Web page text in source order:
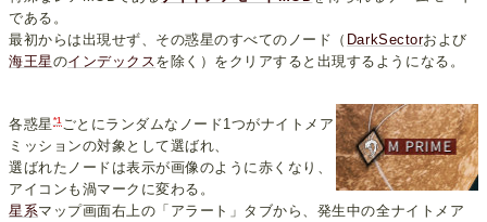
である。
最初からは出現せず、その惑星のすべてのノード（ DarkSectorおよび
海王星のインデックス を除く）をクリアすると出現するようになる。
各惑星 *1ごとにランダムなノード1つがナイトメア
ミッションの対象として選ばれ、
選ばれたノードは表示が画像のように赤くなり、
アイコンも渦マークに変わる。
星系マップ画面右上の「アラート」タブから、発生中の全ナイトメア